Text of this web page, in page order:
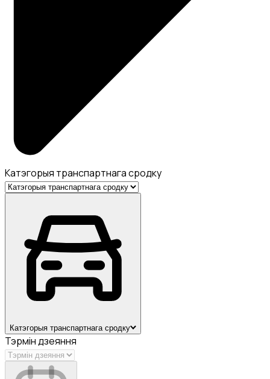
Катэгорыя транспартнага сродку
Катэгорыя транспартнага сродку
Тэрмін дзеяння